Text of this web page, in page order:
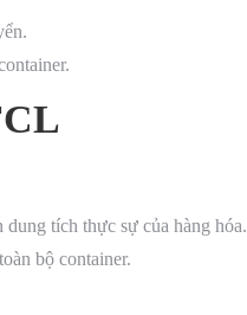
tích thực sự của hàng hóa.
bộ container.